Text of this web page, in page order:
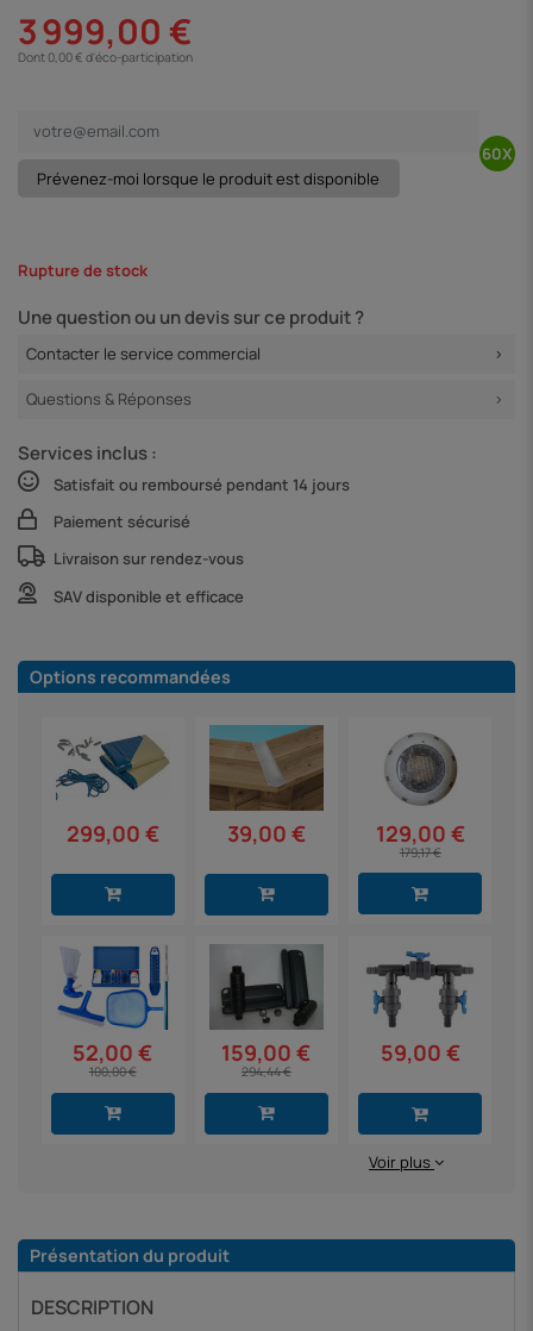
3 999,00 €
Dont 0,00 € d'éco-participation
Rupture de stock
Une question ou un devis sur ce produit ?
Contacter le service commercial
Questions & Réponses
Services inclus :
Satisfait ou remboursé pendant 14 jours
Paiement sécurisé
Livraison sur rendez-vous
SAV disponible et efficace
Options recommandées
299,00 € 39,00 € 129,00 €
179,17 €
52,00 €
100,00 €
159,00 €
294,44 €
59,00 €
Voir plus
Présentation du produit
DESCRIPTION